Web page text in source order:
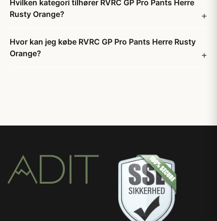
Hvilken kategori tilhører RVRC GP Pro Pants Herre
Rusty Orange?
Hvor kan jeg købe RVRC GP Pro Pants Herre Rusty
Orange?